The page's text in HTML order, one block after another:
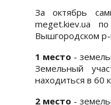
За октябрь
meget.kiev.ua
Вышгородском р-
1 место -
Земельный
находиться в 60
2 место -